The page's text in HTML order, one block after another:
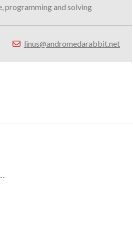
programming and solving
linus@andromedarabbit.net